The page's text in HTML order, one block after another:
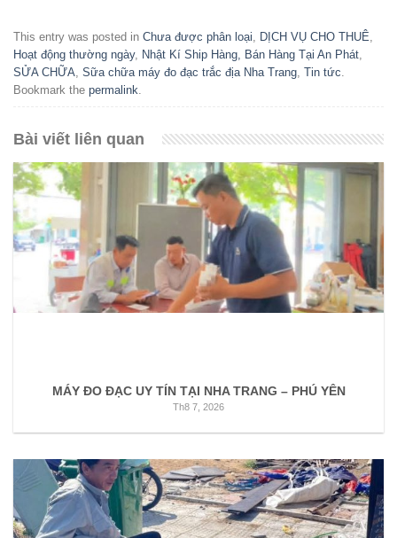
This entry was posted in Chưa được phân loại DỊCH VỤ CHO THUÊ
Hoạt động thường ngày, Nhật Kí Ship Hàng, Bán Hàng Tại An Phát
SỬA CHỮA Sữa chữa máy đo đạc trắc địa Nha Trang Tin tức
Bookmark the permalink
Bài viết liên quan
MÁY ĐO ĐẠC UY TÍN TẠI NHA TRANG – PHÚ YÊN
Th8 7, 2026